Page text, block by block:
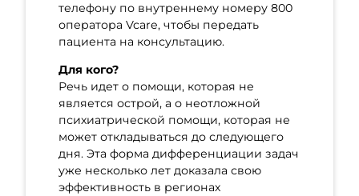
телефону по внутреннему номеру 800
оператора Vcare, чтобы передать
пациента на консультацию.
Для кого?
Речь идет о помощи, которая не
является острой, а о неотложной
психиатрической помощи, которая не
может откладываться до следующего
дня. Эта форма дифференциации задач
уже несколько лет доказала свою
эффективность в регионах